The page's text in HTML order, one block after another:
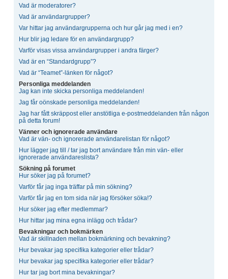
Vad är moderatorer?
Vad är användargrupper?
Var hittar jag användargrupperna och hur går jag med i en?
Hur blir jag ledare för en användargrupp?
Varför visas vissa användargrupper i andra färger?
Vad är en “Standardgrupp”?
Vad är “Teamet”-länken för något?
Personliga meddelanden
Jag kan inte skicka personliga meddelanden!
Jag får oönskade personliga meddelanden!
Jag har fått skräppost eller anstötliga e-postmeddelanden från någon
på detta forum!
Vänner och ignorerade användare
Vad är vän- och ignorerade användarelistan för något?
Hur lägger jag till / tar jag bort användare från min vän- eller
ignorerade användareslista?
Sökning på forumet
Hur söker jag på forumet?
Varför får jag inga träffar på min sökning?
Varför får jag en tom sida när jag försöker söka!?
Hur söker jag efter medlemmar?
Hur hittar jag mina egna inlägg och trådar?
Bevakningar och bokmärken
Vad är skillnaden mellan bokmärkning och bevakning?
Hur bevakar jag specifika kategorier eller trådar?
Hur bevakar jag specifika kategorier eller trådar?
Hur tar jag bort mina bevakningar?